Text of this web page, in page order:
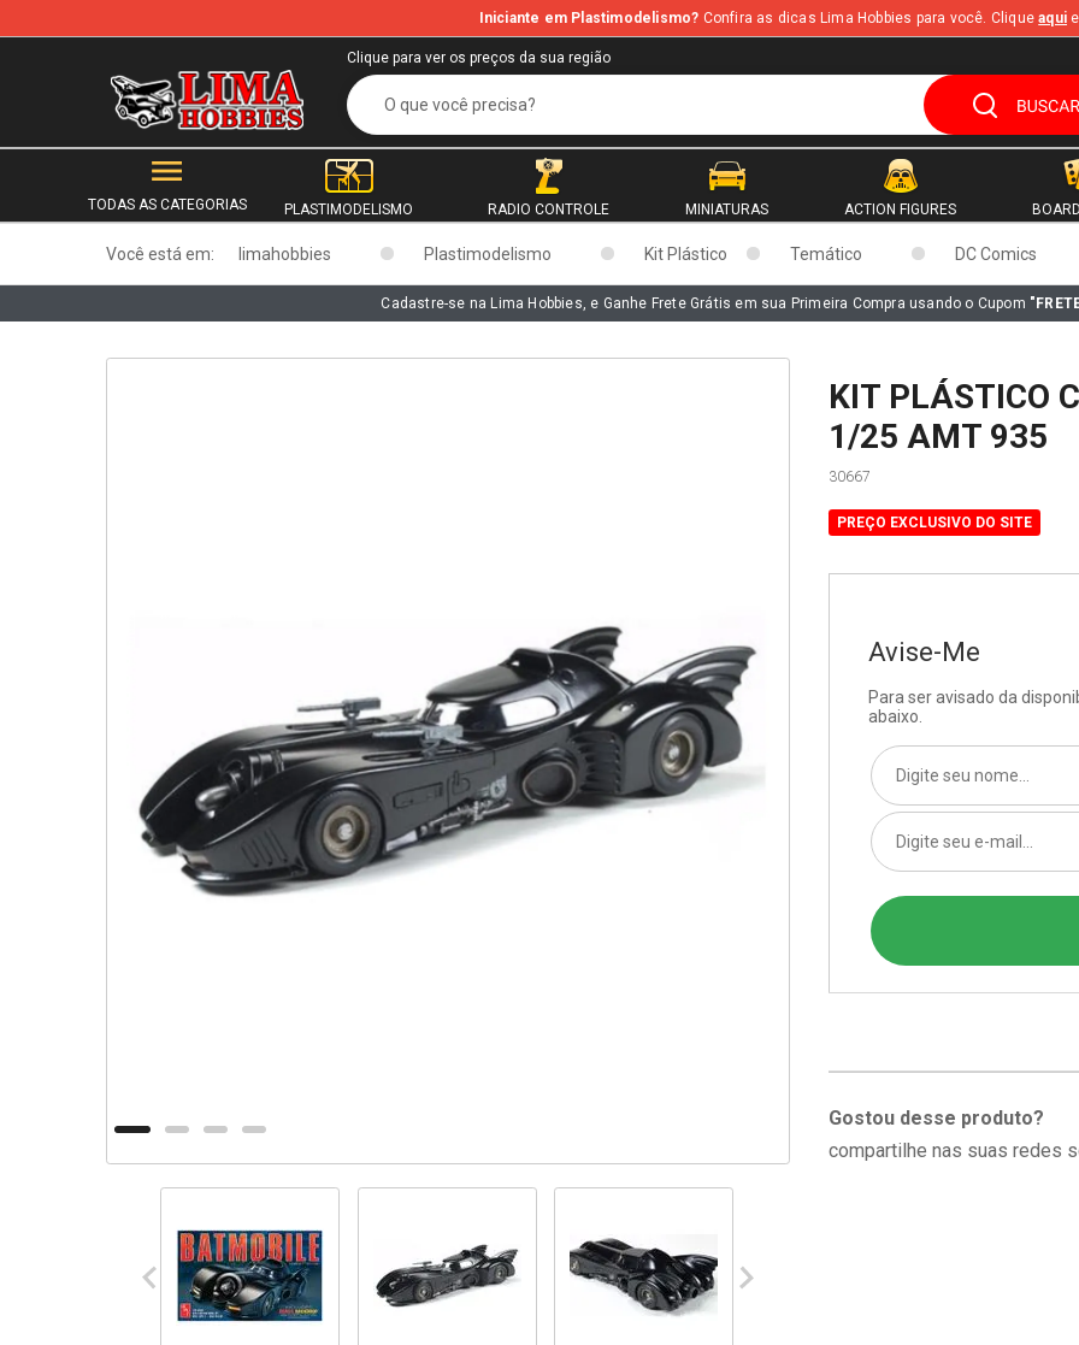
b
Iniciante em Plastimodelismo? Confira as dicas Lima Hobbies para você. Cliqueaqui
Clique para ver os preços da sua região
TODAS AS CATEGORIAS PLASTIMODELISMO RADIO CONTROLE MINIATURAS ACTION FIGURES
Você está em: limahobbies Plastimodelismo Kit Plástico Temático DC Comics
Cadastre-se na Lima Hobbies, e Ganhe Frete Grátis em sua Primeira Compra usando o Cupom
KIT PLÁSTICO
1/25 AMT 935
30667
PREÇO EXCLUSIVO DO SITE
Avise-Me
Para ser avisado da
abaixo.
Gostou desse produto?
compartilhe nas suas redes